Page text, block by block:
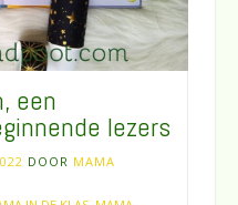
een
lezers
DOOR MAMA